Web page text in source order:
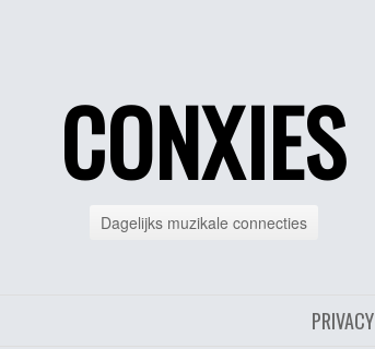
CONXIES
Dagelijks muzikale connecties
PRIVACY